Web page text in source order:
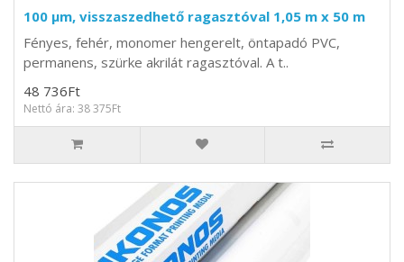
100 µm, visszaszedhető ragasztóval 1,05 m x 50 m
Fényes, fehér, monomer hengerelt, öntapadó PVC,
permanens, szürke akrilát ragasztóval. A t..
48 736Ft
Nettó ára: 38 375Ft